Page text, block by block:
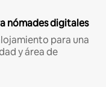
nómades digitales
para una
y área de